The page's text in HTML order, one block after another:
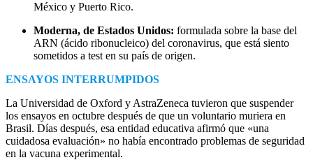
México y Puerto Rico.
Moderna, de Estados Unidos: formulada sobre la base del
ARN (ácido ribonucleico) del coronavirus, que está siento
sometidos a test en su país de origen.
ENSAYOS INTERRUMPIDOS
La Universidad de Oxford y AstraZeneca tuvieron que suspender
los ensayos en octubre después de que un voluntario muriera en
Brasil. Días después, esa entidad educativa afirmó que «una
cuidadosa evaluación» no había encontrado problemas de seguridad
en la vacuna experimental.